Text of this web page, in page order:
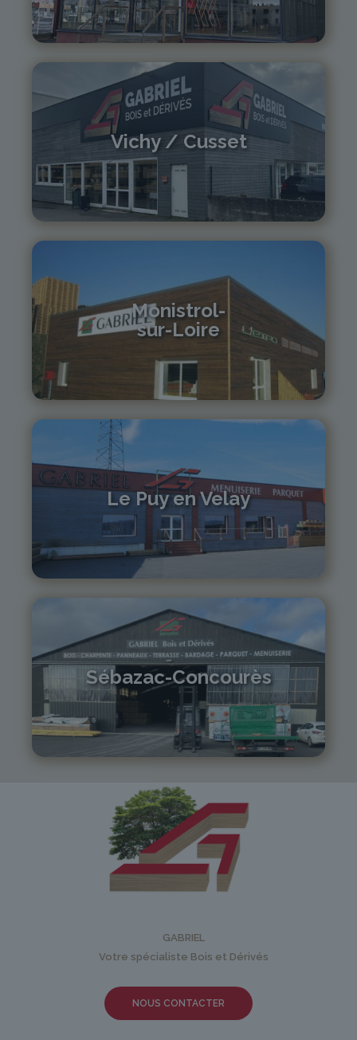
04 73 42 18 38
lexpo@gabriel-sa.fr
Vichy / Cusset
04 70 97 56 39
cusset@gabriel-sa.fr
Monistrol-
sur-Loire
monistrol@gabriel-sa.fr
Le Puy en Velay
04 71 01 13 30
lepuy@gabriel-sa.fr
Sébazac-Concourès
05 81 55 83 89
monistrol@gabriel-sa.fr
GABRIEL
Votre spécialiste Bois et Dérivés
NOUS CONTACTER